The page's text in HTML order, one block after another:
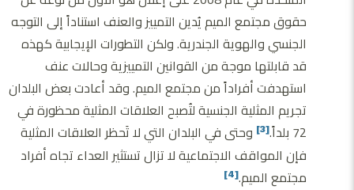
حقوق مجتمع الميم يُدين التمييز والعنف استناداً إلى التوجه
الجنسي والهوية الجندرية. ولكن التطورات الإيجابية كهذه
قد قابلتها موجة من القوانين التمييزية وحالات عنف
استهدفت أفراداً من مجتمع الميم. وقد أعادت بعض البلدان
تجريم المثلية الجنسية لتُصبح العلاقات المثلية محظورة في
72 بلداً.
[3]
وحتى في البلدان التي لا تَحظر العلاقات المثلية
فإن المواقف الاجتماعية لا تزال تستثير العداء تجاه أفراد
مجتمع الميم.[4]